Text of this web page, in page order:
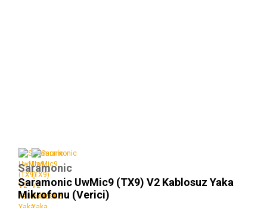
Saramonic
Saramonic UwMic9 (TX9) V2 Kablosuz Yaka
Mikrofonu (Verici)